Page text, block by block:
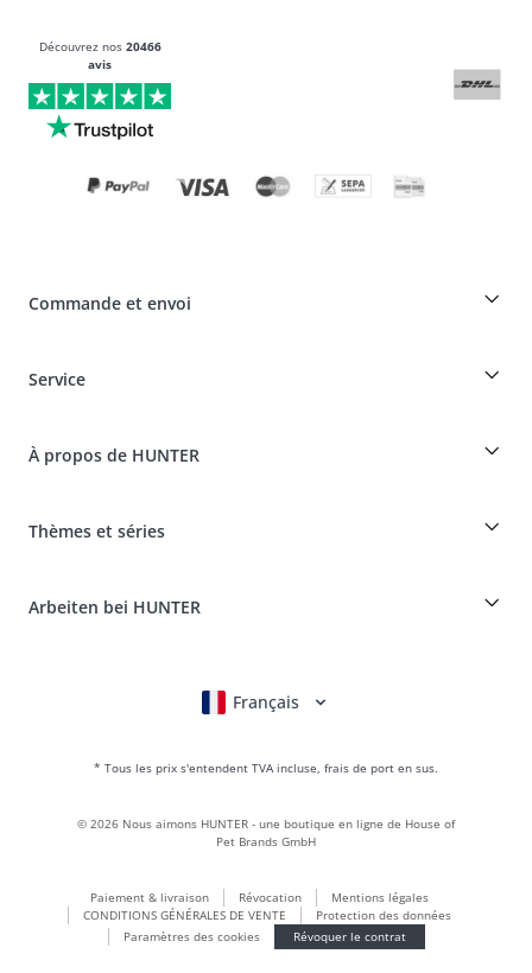
Découvrez nos 20466
avis
Commande et envoi
Spéciaux pour les professionnels du chien
Informations sur la livraison
Réclamer et renvoyer des produits
Service
Tableau des races
Assurance maladie pour animaux
À propos de HUNTER
It*s a family Business
Le cuir est notre passion
Thèmes et séries
BVB Dortmund
Monde des cadeaux
Vêtements pour chiens
LOVE
Maldon
Arbeiten bei HUNTER
* Tous les prix s'entendent TVA incluse, frais de port en sus.
Deutsch
English
Italiano
Nederlands
Français
Paiement & livraison Révocation
Mentions légales
CONDITIONS GÉNÉRALES DE VENTE
Protection des données
Paramètres des cookies
Révoquer le contrat
© 2026 Nous aimons HUNTER - une boutique en ligne de House of
Pet Brands GmbH